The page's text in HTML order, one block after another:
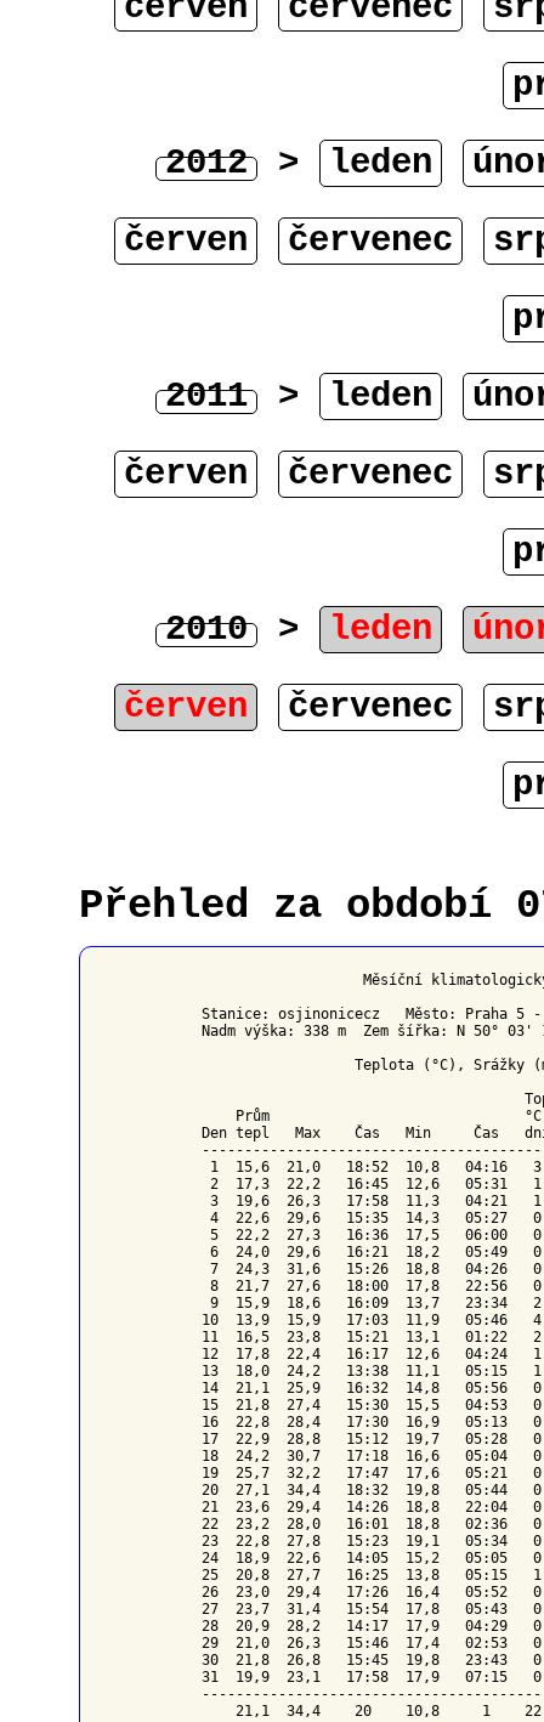
2012 > leden
červen
červenec
2011 > leden
červen
červenec
2010 > leden
červen
červenec
Přehled za období
Měsíční
Stanice: osjinonicecz   Město: Praha 5
Nadm výška: 338 m  Zem šířka: N 50°
Teplota (°C), Srážky
Prům
Den tepl   Max    Čas   Min     Čas
1  15,6  21,0   18:52  10,8   04:16
2  17,3  22,2   16:45  12,6   05:31
3  19,6  26,3   17:58  11,3   04:21
4  22,6  29,6   15:35  14,3   05:27
5  22,2  27,3   16:36  17,5   06:00
6  24,0  29,6   16:21  18,2   05:49
7  24,3  31,6   15:26  18,8   04:26
8  21,7  27,6   18:00  17,8   22:56
9  15,9  18,6   16:09  13,7   23:34
10  13,9  15,9   17:03  11,9   05:46
11  16,5  23,8   15:21  13,1   01:22
12  17,8  22,4   16:17  12,6   04:24
13  18,0  24,2   13:38  11,1   05:15
14  21,1  25,9   16:32  14,8   05:56
15  21,8  27,4   15:30  15,5   04:53
16  22,8  28,4   17:30  16,9   05:13
17  22,9  28,8   15:12  19,7   05:28
18  24,2  30,7   17:18  16,6   05:04
19  25,7  32,2   17:47  17,6   05:21
20  27,1  34,4   18:32  19,8   05:44
21  23,6  29,4   14:26  18,8   22:04
22  23,2  28,0   16:01  18,8   02:36
23  22,8  27,8   15:23  19,1   05:34
24  18,9  22,6   14:05  15,2   05:05
25  20,8  27,7   16:25  13,8   05:15
26  23,0  29,4   17:26  16,4   05:52
27  23,7  31,4   15:54  17,8   05:43
28  20,9  28,2   14:17  17,9   04:29
29  21,0  26,3   15:46  17,4   02:53
30  21,8  26,8   15:45  19,8   23:43
31  19,9  23,1   17:58  17,9   07:15
21,1  34,4    20    10,8     1